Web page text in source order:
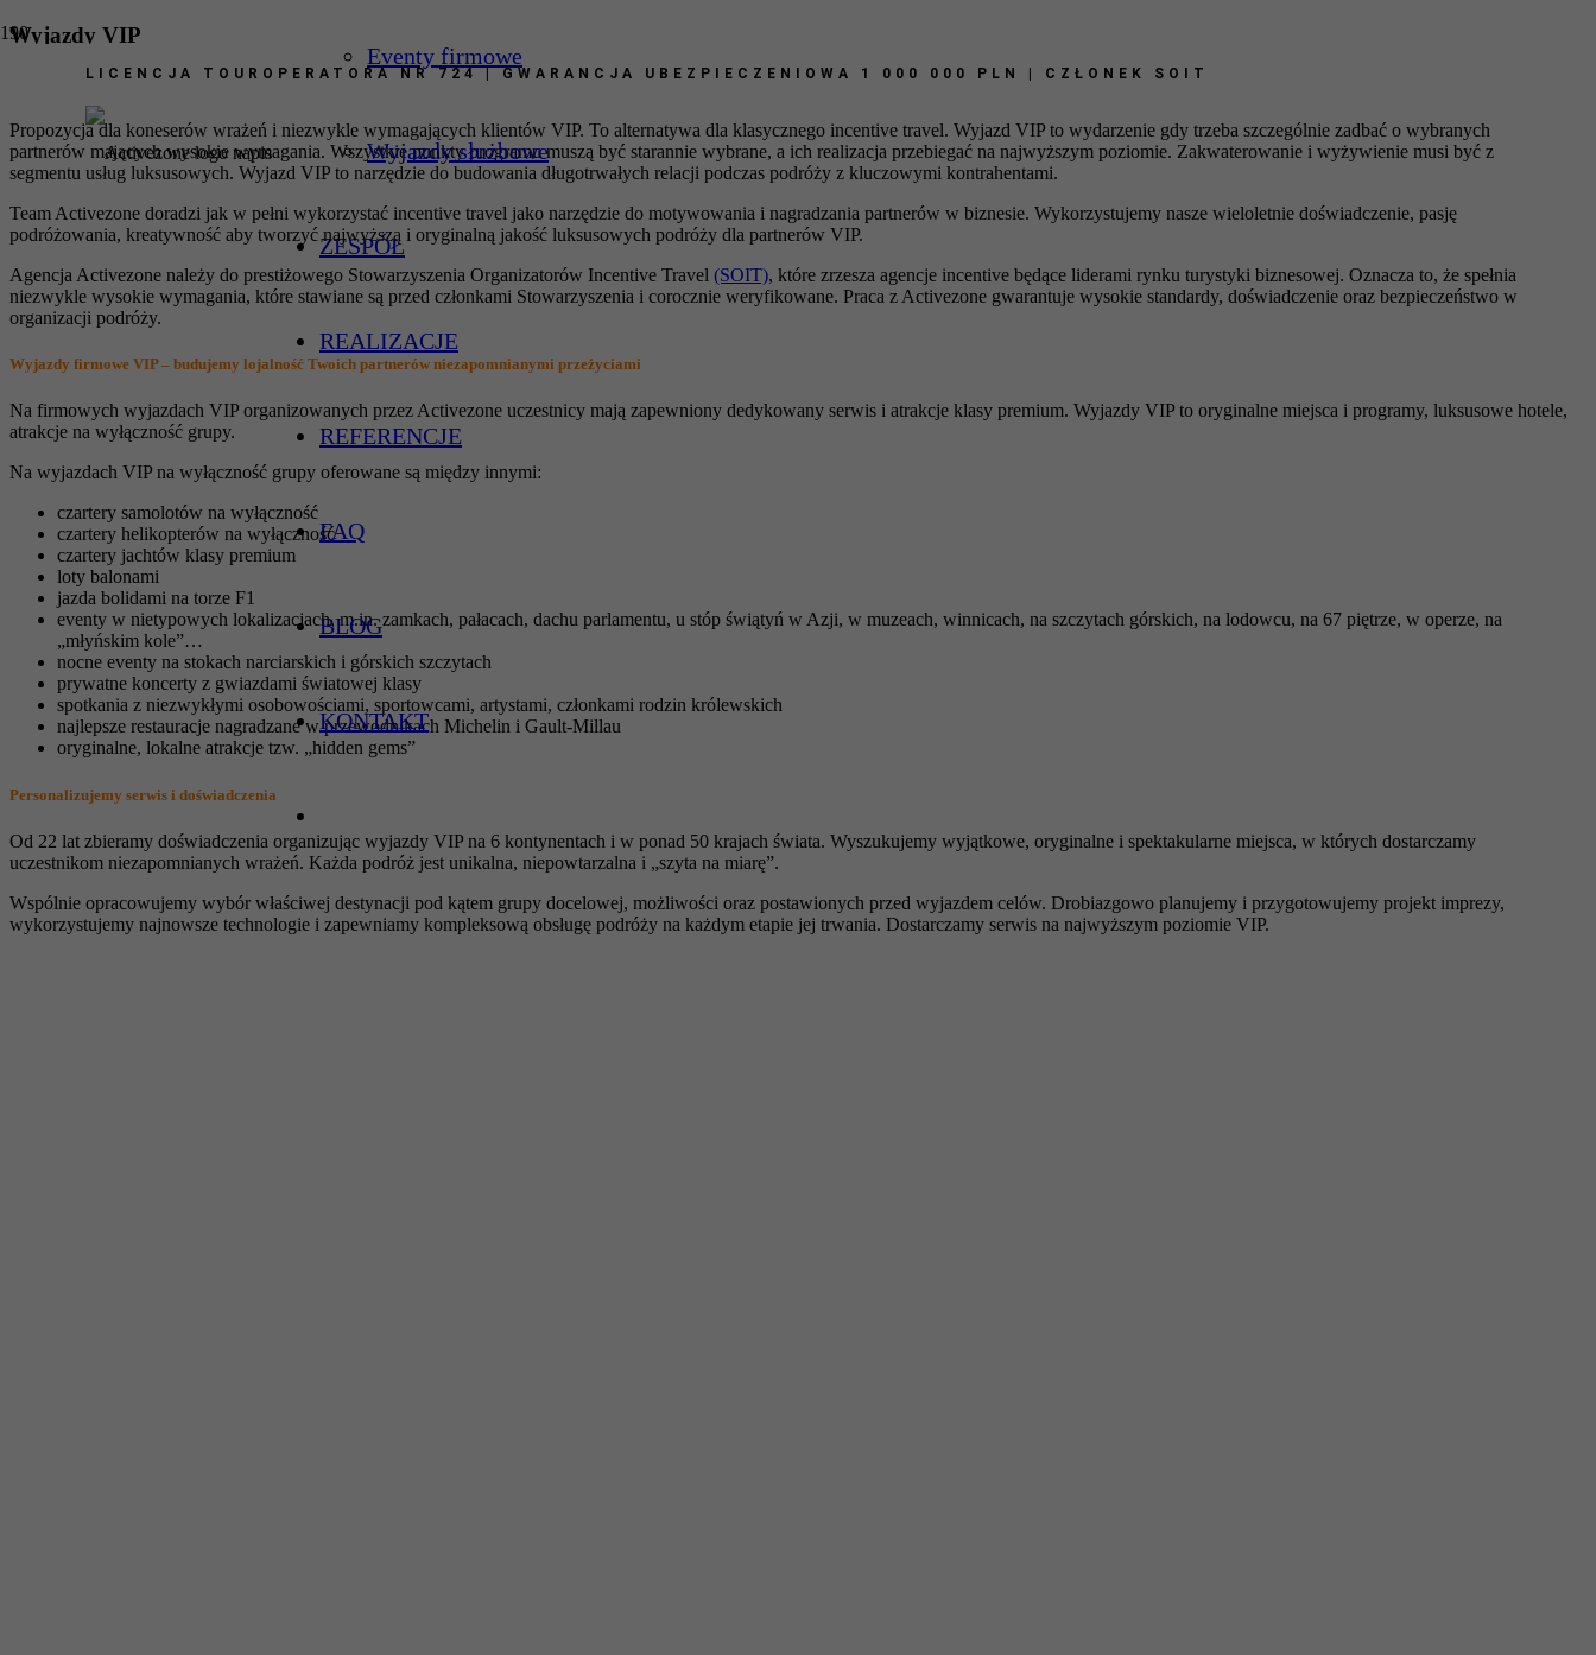
LICENCJA TOUROPERATORA NR 724 | GWARANCJA UBEZPIECZENIOWA 1 000 000 PLN | CZŁONEK SOIT
Eventy firmowe
Wyjazdy służbowe
ZESPÓŁ
REALIZACJE
REFERENCJE
FAQ
BLOG
KONTAKT
Wyjazdy VIP
Unikalne i luksusowe doświadczenia na wyjazdach VIP z serwisem klasy premium
Propozycja dla koneserów wrażeń i niezwykle wymagających klientów VIP. To alternatywa dla klasycznego incentive travel. Wyjazd VIP to wydarzenie gdy trzeba szczególnie zadbać o wybranych
partnerów mających wysokie wymagania. Wszystkie punkty programu muszą być starannie wybrane, a ich realizacja przebiegać na najwyższym poziomie. Zakwaterowanie i wyżywienie musi być z
segmentu usług luksusowych. Wyjazd VIP to narzędzie do budowania długotrwałych relacji podczas podróży z kluczowymi kontrahentami.
Team Activezone doradzi jak w pełni wykorzystać incentive travel jako narzędzie do motywowania i nagradzania partnerów w biznesie. Wykorzystujemy nasze wieloletnie doświadczenie, pasję
podróżowania, kreatywność aby tworzyć najwyższą i oryginalną jakość luksusowych podróży dla partnerów VIP.
Agencja Activezone należy do prestiżowego Stowarzyszenia Organizatorów Incentive Travel (SOIT), które zrzesza agencje incentive będące liderami rynku turystyki biznesowej. Oznacza to, że spełnia
niezwykle wysokie wymagania, które stawiane są przed członkami Stowarzyszenia i corocznie weryfikowane. Praca z Activezone gwarantuje wysokie standardy, doświadczenie oraz bezpieczeństwo w
organizacji podróży.
Wyjazdy firmowe VIP – budujemy lojalność Twoich partnerów niezapomnianymi przeżyciami
Na firmowych wyjazdach VIP organizowanych przez Activezone uczestnicy mają zapewniony dedykowany serwis i atrakcje klasy premium. Wyjazdy VIP to oryginalne miejsca i programy, luksusowe hotele,
atrakcje na wyłączność grupy.
Na wyjazdach VIP na wyłączność grupy oferowane są między innymi:
czartery samolotów na wyłączność
czartery helikopterów na wyłączność
czartery jachtów klasy premium
loty balonami
jazda bolidami na torze F1
eventy w nietypowych lokalizacjach, m.in. zamkach, pałacach, dachu parlamentu, u stóp świątyń w Azji, w muzeach, winnicach, na szczytach górskich, na lodowcu, na 67 piętrze, w operze, na
„młyńskim kole”…
nocne eventy na stokach narciarskich i górskich szczytach
prywatne koncerty z gwiazdami światowej klasy
spotkania z niezwykłymi osobowościami, sportowcami, artystami, członkami rodzin królewskich
najlepsze restauracje nagradzane w przewodnikach Michelin i Gault-Millau
oryginalne, lokalne atrakcje tzw. „hidden gems”
Personalizujemy serwis i doświadczenia
Od 22 lat zbieramy doświadczenia organizując wyjazdy VIP na 6 kontynentach i w ponad 50 krajach świata. Wyszukujemy wyjątkowe, oryginalne i spektakularne miejsca, w których dostarczamy
uczestnikom niezapomnianych wrażeń. Każda podróż jest unikalna, niepowtarzalna i „szyta na miarę”.
Wspólnie opracowujemy wybór właściwej destynacji pod kątem grupy docelowej, możliwości oraz postawionych przed wyjazdem celów. Drobiazgowo planujemy i przygotowujemy projekt imprezy,
wykorzystujemy najnowsze technologie i zapewniamy kompleksową obsługę podróży na każdym etapie jej trwania. Dostarczamy serwis na najwyższym poziomie VIP.